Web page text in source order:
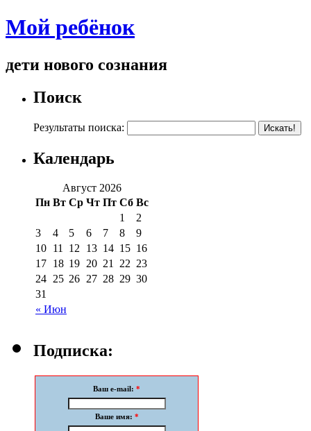
Мой ребёнок
дети нового сознания
Поиск
Результаты поиска:
Календарь
Август 2026
Пн Вт Ср Чт Пт Сб Вс
« Июн
1
2
3
4 5 6 7 8
9
10 11 12 13 14 15 16
17 18 19 20 21 22 23
24 25 26 27 28 29 30
31
Подписка:
Ваш e-mail: *
Ваше имя: *